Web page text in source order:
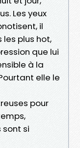
Les yeux
il
plus hot,
que lui
à la
elle le
pour
si